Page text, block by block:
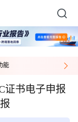
能
证书电子申报